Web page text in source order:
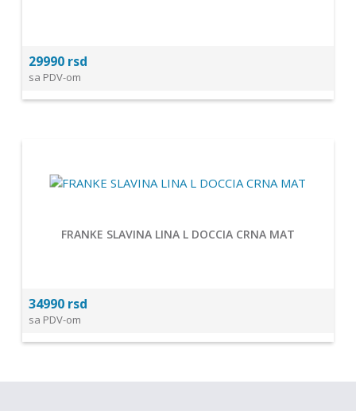
29990 rsd
sa PDV-om
FRANKE SLAVINA LINA L DOCCIA CRNA MAT
34990 rsd
sa PDV-om